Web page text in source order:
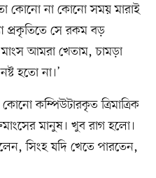
কোনো না কোনো সময় মারাই
প্রকৃতিতে সে রকম বড়
আমরা খেতাম, চামড়া
হতো না।’
কম্পিউটারকৃত ত্রিমাত্রিক
মানুষ। খুব রাগ হলো।
সিংহ যদি খেতে পারতেন,